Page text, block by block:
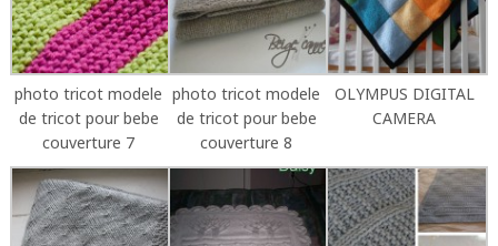
photo tricot modele
de tricot pour bebe
couverture 7
photo tricot modele
de tricot pour bebe
couverture 8
OLYMPUS DIGITAL
CAMERA